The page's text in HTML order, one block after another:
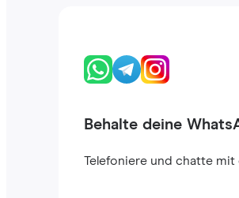
Behalte deine
Telefoniere und chatte mit